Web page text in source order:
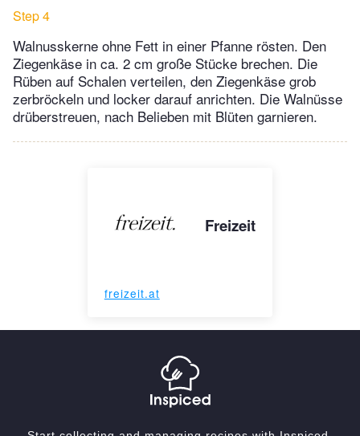
Step 4
Walnusskerne ohne Fett in einer Pfanne rösten. Den
Ziegenkäse in ca. 2 cm große Stücke brechen. Die
Rüben auf Schalen verteilen, den Ziegenkäse grob
zerbröckeln und locker darauf anrichten. Die Walnüsse
drüberstreuen, nach Belieben mit Blüten garnieren.
Freizeit
freizeit.at